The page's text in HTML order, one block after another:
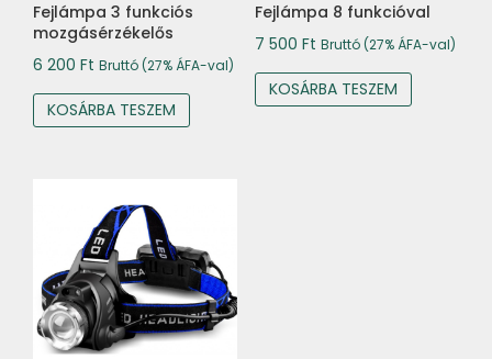
Fejlámpa 3 funkciós
mozgásérzékelős
6 200 Ft Bruttó (27% ÁFA-val)
KOSÁRBA TESZEM
Fejlámpa 8 funkcióval
7 500 Ft Bruttó (27% ÁFA-val)
KOSÁRBA TESZEM